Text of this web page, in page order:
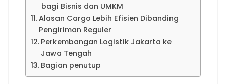
bagi Bisnis dan UMKM
Alasan Cargo Lebih Efisien Dibanding
Pengiriman Reguler
Perkembangan Logistik Jakarta ke
Jawa Tengah
Bagian penutup